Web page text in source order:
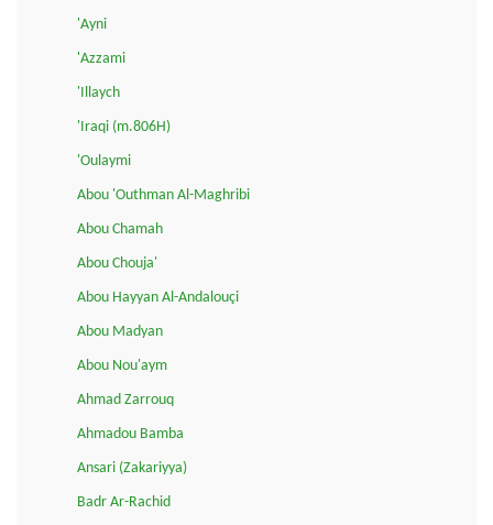
'Ayni
'Azzami
'Illaych
'Iraqi (m.806H)
'Oulaymi
Abou 'Outhman Al-Maghribi
Abou Chamah
Abou Chouja'
Abou Hayyan Al-Andalouçi
Abou Madyan
Abou Nou'aym
Ahmad Zarrouq
Ahmadou Bamba
Ansari (Zakariyya)
Badr Ar-Rachid